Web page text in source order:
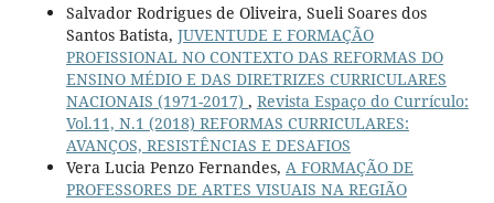
Salvador Rodrigues de Oliveira, Sueli Soares dos
Santos Batista, JUVENTUDE E FORMAÇÃO
PROFISSIONAL NO CONTEXTO DAS REFORMAS DO
ENSINO MÉDIO E DAS DIRETRIZES CURRICULARES
NACIONAIS (1971-2017) , Revista Espaço do Currículo:
Vol.11, N.1 (2018) REFORMAS CURRICULARES:
AVANÇOS, RESISTÊNCIAS E DESAFIOS
Vera Lucia Penzo Fernandes, A FORMAÇÃO DE
PROFESSORES DE ARTES VISUAIS NA REGIÃO